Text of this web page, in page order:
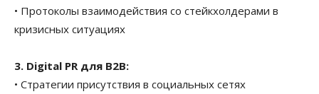
• Протоколы взаимодействия со стейкхолдерами в
кризисных ситуациях
3. Digital PR для В2В:
• Стратегии присутствия в социальных сетях